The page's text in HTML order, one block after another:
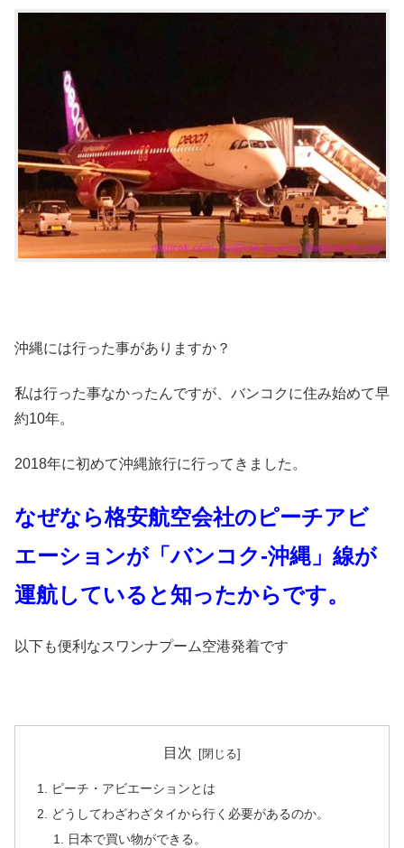
沖縄には行った事がありますか？
私は行った事なかったんですが、バンコクに住み始めて早
約10年。
2018年に初めて沖縄旅行に行ってきました。
なぜなら格安航空会社のピーチアビ
エーションが「バンコク-沖縄」線が
運航していると知ったからです。
以下も便利なスワンナプーム空港発着です
目次
ピーチ・アビエーションとは
どうしてわざわざタイから行く必要があるのか。
日本で買い物ができる。